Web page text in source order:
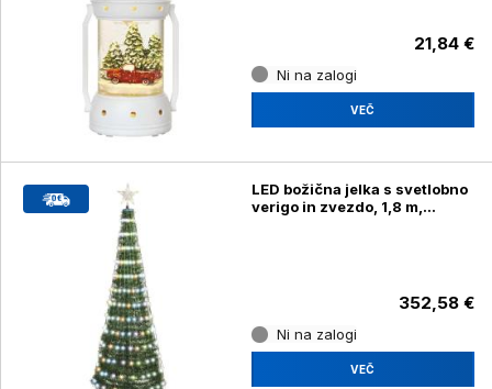
21,84 €
Ni na zalogi
VEČ
LED božična jelka s svetlobno
verigo in zvezdo, 1,8 m,
352,58 €
Ni na zalogi
VEČ